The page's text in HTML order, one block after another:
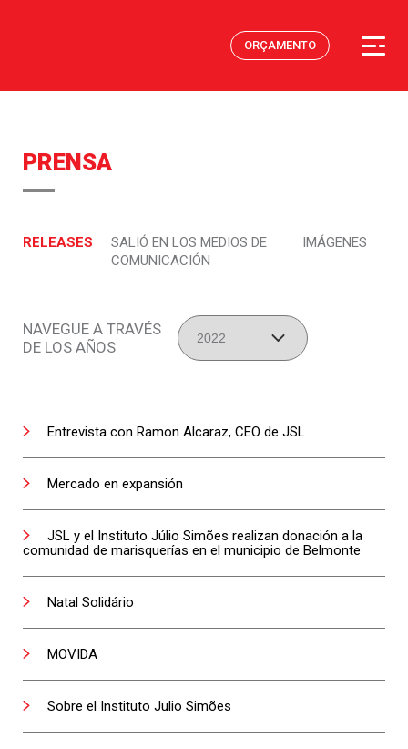
ORÇAMENTO
PRENSA
RELEASES
SALIÓ EN LOS MEDIOS DE
COMUNICACIÓN
IMÁGENES
NAVEGUE A TRAVÉS
DE LOS AÑOS
Entrevista con Ramon Alcaraz, CEO de JSL
Mercado en expansión
JSL y el Instituto Júlio Simões realizan donación a la
comunidad de marisquerías en el municipio de Belmonte
Natal Solidário
MOVIDA
Sobre el Instituto Julio Simões